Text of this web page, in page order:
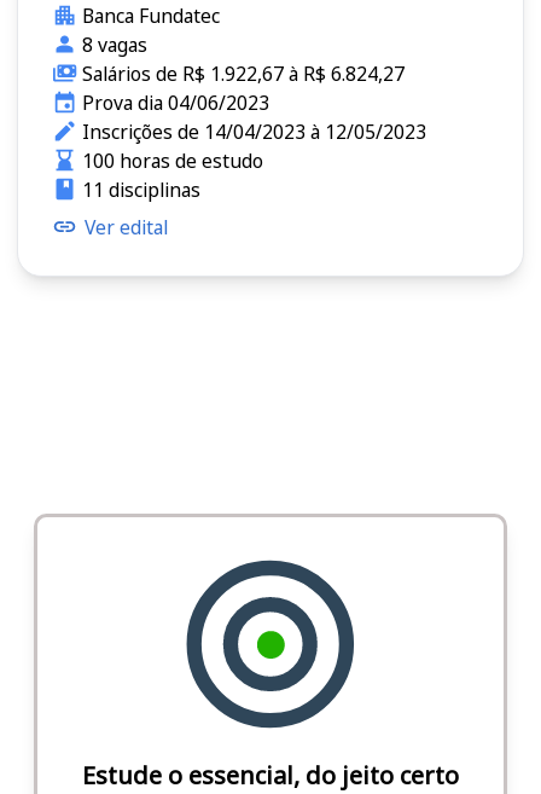
Banca Fundatec
8 vagas
Salários de R$ 1.922,67 à R$ 6.824,27
Prova dia 04/06/2023
Inscrições de 14/04/2023 à 12/05/2023
100 horas de estudo
11 disciplinas
Ver edital
Estude o essencial, do jeito certo